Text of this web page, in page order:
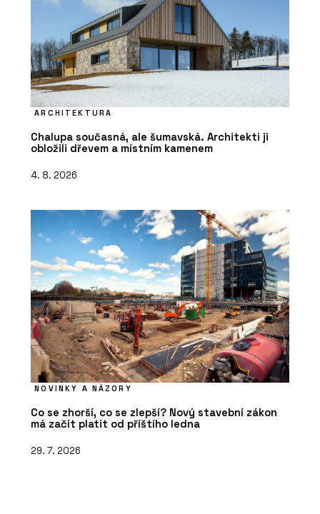
ARCHITEKTURA
Chalupa současná, ale šumavská. Architekti ji
obložili dřevem a místním kamenem
4. 8. 2026
NOVINKY A NÁZORY
Co se zhorší, co se zlepší? Nový stavební zákon
má začít platit od příštího ledna
29. 7. 2026